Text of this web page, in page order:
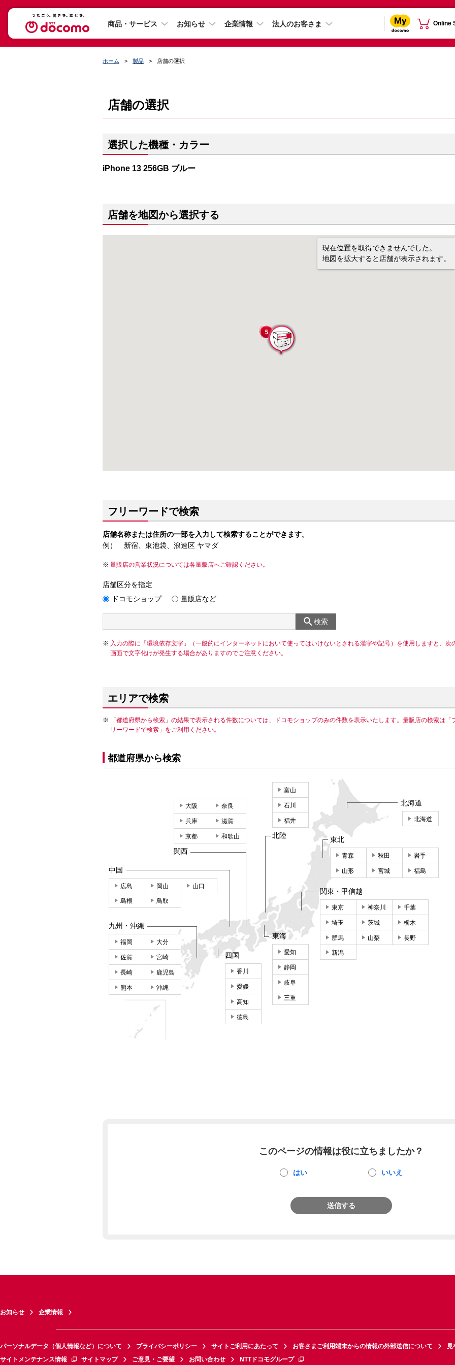
商品・サービス お知らせ 企業情報 法人のお客さま Online
ホーム 製品 店舗の選択
店舗の選択
選択した機種・カラー
iPhone 13 256GB ブルー
店舗を地図から選択する
現在位置を取得できませんでした。
地図を拡大すると店舗が表示されます。
フリーワードで検索
店舗名称または住所の一部を入力して検索することができます。
例） 新宿、東池袋、浪速区 ヤマダ
量販店の営業状況については各量販店へご確認ください。
店舗区分を指定
ドコモショップ
量販店など
検索
入力の際に「環境依存文字」（一般的にインターネットにおいて使ってはいけないとされる漢字や記号）を使用しますと、次
画面で文字化けが発生する場合がありますのでご注意ください。
エリアで検索
「都道府県から検索」の結果で表示される件数については、ドコモショップのみの件数を表示いたします。量販店の検索は「
リーワードで検索」をご利用ください。
都道府県から検索
北海道
北海道
東北
青森 秋田 岩手
山形 宮城 福島
関東・甲信越
東京 神奈川 千葉
埼玉 茨城 栃木
群馬 山梨 長野
新潟
東海
愛知
静岡
岐阜
三重
富山
石川
福井
北陸
大阪 奈良
兵庫 滋賀
京都 和歌山
関西
中国
広島 岡山 山口
島根 鳥取
四国
香川
愛媛
高知
徳島
九州・沖縄
福岡 大分
佐賀 宮崎
長崎 鹿児島
熊本 沖縄
このページの情報は役に立ちましたか？
はい いいえ
送信する
お知らせ 企業情報
パーソナルデータ（個人情報など）について プライバシーポリシー サイトご利用にあたって お客さまご利用端末からの情報の外部送信について
見
サイトメンテナンス情報
サイトマップ ご意見・ご要望 お問い合わせ NTTドコモグループ